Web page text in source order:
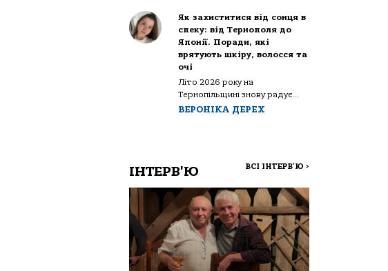
Як захиститися від сонця в
спеку: від Тернополя до
Японії. Поради, які
врятують шкіру, волосся та
очі
Літо 2026 року на
Тернопільщині знову радує...
ВЕРОНІКА ДЕРЕХ
ІНТЕРВ'Ю ВСІ ІНТЕРВ'Ю >